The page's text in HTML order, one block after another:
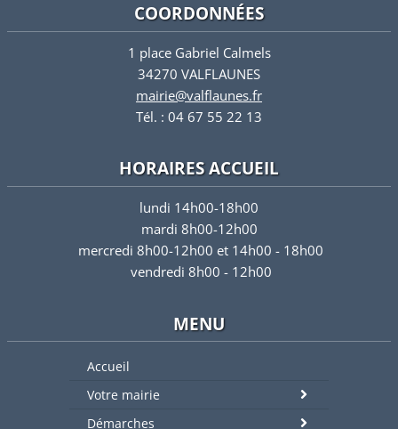
COORDONNÉES
1 place Gabriel Calmels
34270 VALFLAUNES
mairie@valflaunes.fr
Tél. : 04 67 55 22 13
HORAIRES ACCUEIL
lundi 14h00-18h00
mardi 8h00-12h00
mercredi 8h00-12h00 et 14h00 - 18h00
vendredi 8h00 - 12h00
MENU
Accueil
Votre mairie
Démarches